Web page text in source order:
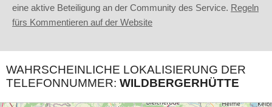
eine aktive Beteiligung an der Community des Service. Regeln
fürs Kommentieren auf der Website
WAHRSCHEINLICHE LOKALISIERUNG DER
TELEFONNUMMER: WILDBERGERHÜTTE